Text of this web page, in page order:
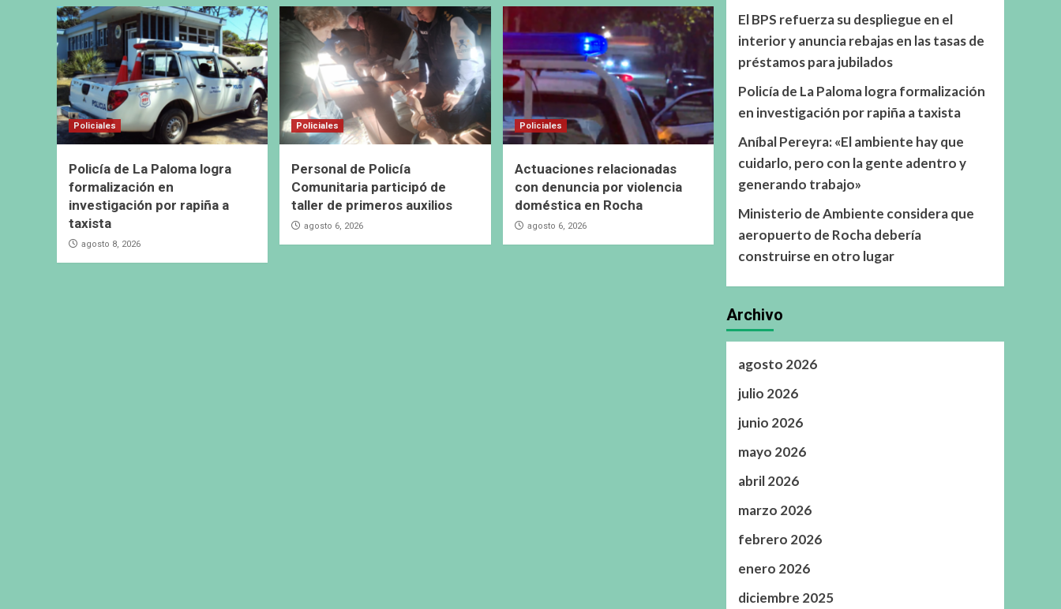
Policiales
Policía de La Paloma logra
formalización en
investigación por rapiña a
taxista
agosto 8, 2026
Policiales
Personal de Policía
Comunitaria participó de
taller de primeros auxilios
agosto 6, 2026
Policiales
Actuaciones relacionadas
con denuncia por violencia
doméstica en Rocha
agosto 6, 2026
El BPS refuerza su despliegue en el
interior y anuncia rebajas en las tasas de
préstamos para jubilados
Policía de La Paloma logra formalización
en investigación por rapiña a taxista
Aníbal Pereyra: «El ambiente hay que
cuidarlo, pero con la gente adentro y
generando trabajo»
Ministerio de Ambiente considera que
aeropuerto de Rocha debería
construirse en otro lugar
Archivo
agosto 2026
julio 2026
junio 2026
mayo 2026
abril 2026
marzo 2026
febrero 2026
enero 2026
diciembre 2025